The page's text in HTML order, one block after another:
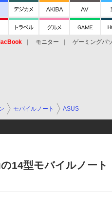
モニター ゲーミングパ
モバイルノート ASUS
14型モバイルノー